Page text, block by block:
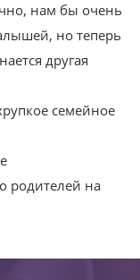
нам бы очень
но теперь
другая
семейное
родителей на